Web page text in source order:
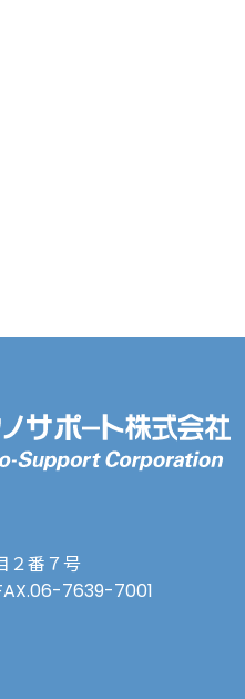
２番７号
7639-7001